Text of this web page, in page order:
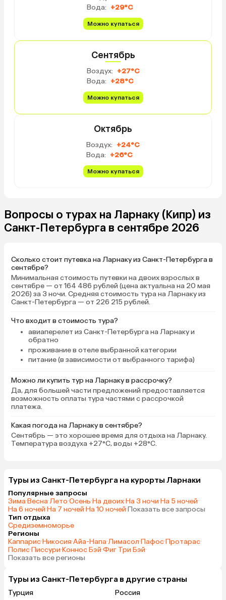
Вода: +29°C
Можно купаться
Сентябрь
Воздух: +27°C
Вода: +28°C
Можно купаться
Октябрь
Воздух: +24°C
Вода: +26°C
Можно купаться
Вопросы о турах на Ларнаку (Кипр) из
Санкт-Петербурга в сентябре 2026
Сколько стоит путевка на Ларнаку из Санкт-Петербурга в
сентябре?
Минимальная стоимость путевки на двоих взрослых в
сентябре — от 164 486 рублей (цена актуальна на 20 мая
2026) за 3 ночи. Средняя стоимость тура на Ларнаку из
Санкт-Петербурга — от 226 215 рублей.
Что входит в стоимость тура?
авиаперелет из Санкт-Петербурга на Ларнаку и
обратно
проживание в отеле выбранной категории
питание (в зависимости от выбранного тарифа)
Можно ли купить тур на Ларнаку в рассрочку?
Да, для большей части предложений предоставляется
возможность оплаты тура частями с рассрочкой
платежа.
Какая погода на Ларнаку в сентябре?
Сентябрь — это хорошее время для отдыха на Ларнаку.
Температура воздуха +27°C, воды +28°C.
Туры из Санкт-Петербурга на курорты Ларнаки
Популярные запросы
Зима·Весна·Лето·Осень·На двоих·На 3 ночи·На 5 ночей·
На 6 ночей·На 7 ночей·На 10 ночей·Показать все запросы
Тип отдыха
Средиземноморье
Регионы
Каппарис·Никосия·Айа-Напа·Лимасол·Пафос·Протарас·
Полис·Писсури·Коннос Бэй·Фиг Три Бэй·
Показать все регионы
Туры из Санкт-Петербурга в другие страны
Турция
Россия